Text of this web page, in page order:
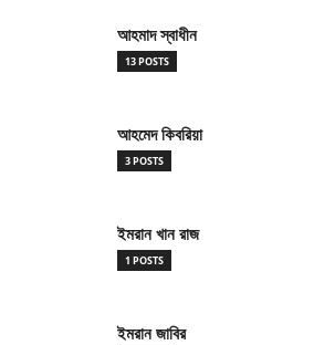
আহমাদ স্বাধীন
13 POSTS
আহমেদ কিবরিয়া
3 POSTS
ইমরান খান রাজ
1 POSTS
ইমরান জাবির